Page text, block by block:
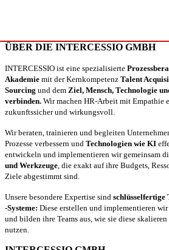
ÜBER DIE INTERCESSIO GMBH
INTERCESSIO ist eine spezialisierte
Akademie mit der Kernkompetenz Talent
Sourcing und dem Ziel, Mensch, Technologie
verbinden. Wir machen HR-Arbeit mit Empathie
zukunftssicher und wirkungsvoll.
Wir beraten, trainieren und begleiten
Prozesse verbessern und Technologien wie KI
entwickeln und implementieren wir gemeinsam
und Werkzeuge , die exakt auf ihre Budgets,
Ziele abgestimmt sind.
Unsere besondere Expertise sind schlüsselfertige
-Systeme: Diese erstellen und implementieren
und bilden ihre Teams aus, wie sie diese
nutzen.